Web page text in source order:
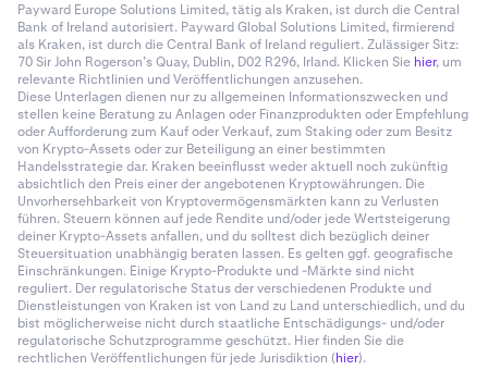
Payward Europe Solutions Limited, tätig als Kraken, ist durch die Central
Bank of Ireland autorisiert. Payward Global Solutions Limited, firmierend
als Kraken, ist durch die Central Bank of Ireland reguliert. Zulässiger Sitz:
70 Sir John Rogerson’s Quay, Dublin, D02 R296, Irland. Klicken Sie hier, um
relevante Richtlinien und Veröffentlichungen anzusehen.
Diese Unterlagen dienen nur zu allgemeinen Informationszwecken und
stellen keine Beratung zu Anlagen oder Finanzprodukten oder Empfehlung
oder Aufforderung zum Kauf oder Verkauf, zum Staking oder zum Besitz
von Krypto-Assets oder zur Beteiligung an einer bestimmten
Handelsstrategie dar. Kraken beeinflusst weder aktuell noch zukünftig
absichtlich den Preis einer der angebotenen Kryptowährungen. Die
Unvorhersehbarkeit von Kryptovermögensmärkten kann zu Verlusten
führen. Steuern können auf jede Rendite und/oder jede Wertsteigerung
deiner Krypto-Assets anfallen, und du solltest dich bezüglich deiner
Steuersituation unabhängig beraten lassen. Es gelten ggf. geografische
Einschränkungen. Einige Krypto-Produkte und -Märkte sind nicht
reguliert. Der regulatorische Status der verschiedenen Produkte und
Dienstleistungen von Kraken ist von Land zu Land unterschiedlich, und du
bist möglicherweise nicht durch staatliche Entschädigungs- und/oder
regulatorische Schutzprogramme geschützt. Hier finden Sie die
rechtlichen Veröffentlichungen für jede Jurisdiktion (hier).